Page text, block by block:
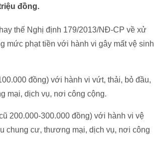
đồng.
thế Nghị định 179/2013/NĐ-CP về xử
mức phạt tiền với hành vi gây mất vệ sinh
đồng) với hành vi vứt, thải, bỏ đầu,
mại, dịch vụ, nơi công cộng.
200.000-300.000 đồng) với hành vi vệ
chung cư, thương mại, dịch vụ, nơi công